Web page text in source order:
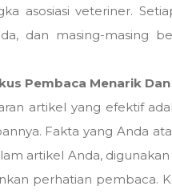
asosiasi veteriner.
dan masing-masing
Pembaca Menarik
artikel yang efektif
Fakta yang Anda
artikel Anda,
perhatian pembaca.